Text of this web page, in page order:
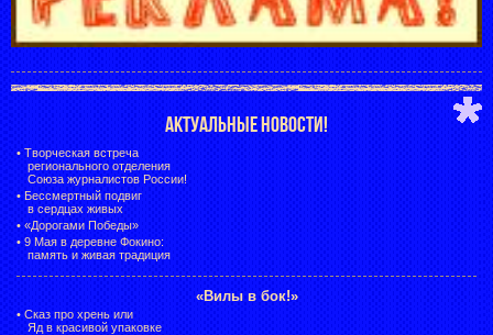
АКТУАЛЬНЫЕ НОВОСТИ!
• Творческая встреча
регионального отделения
Союза журналистов России!
• Бессмертный подвиг
в сердцах живых
• «Дорогами Победы»
• 9 Мая в деревне Фокино:
память и живая традиция
«Вилы в бок!»
• Сказ про хрень или
Яд в красивой упаковке